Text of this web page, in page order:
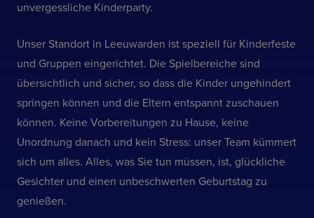
unvergessliche Kinderparty.
Unser Standort in Leeuwarden ist speziell für Kinderfeste
und Gruppen eingerichtet. Die Spielbereiche sind
übersichtlich und sicher, so dass die Kinder ungehindert
springen können und die Eltern entspannt zuschauen
können. Keine Vorbereitungen zu Hause, keine
Unordnung danach und kein Stress: unser Team kümmert
sich um alles. Alles, was Sie tun müssen, ist, glückliche
Gesichter und einen unbeschwerten Geburtstag zu
genießen.